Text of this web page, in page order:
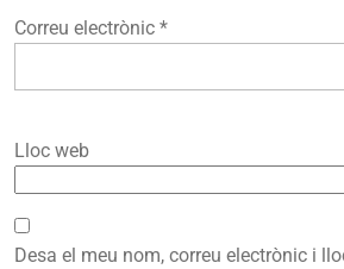
Correu electrònic *
Lloc web
Desa el meu nom, correu electrònic i